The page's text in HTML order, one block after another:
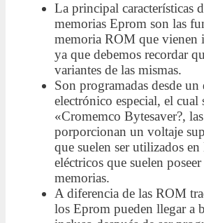
La principal características
memorias Eprom son las
memoria ROM que vienen
ya que debemos recordar
variantes de las mismas.
Son programadas desde
electrónico especial, el cual
«Cromemco Bytesaver?,
porporcionan un voltaje
que suelen ser utilizados
eléctricos que suelen poseer
memorias.
A diferencia de las ROM
los Eprom pueden llegar a